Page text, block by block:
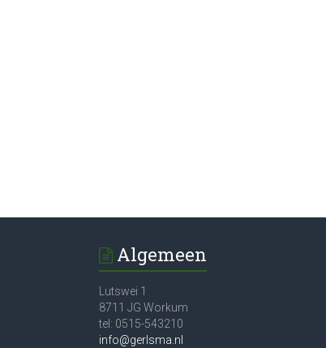
Algemeen
Lutswei 1
8711 JG Workum
tel: 0515-543210
info@gerlsma.nl